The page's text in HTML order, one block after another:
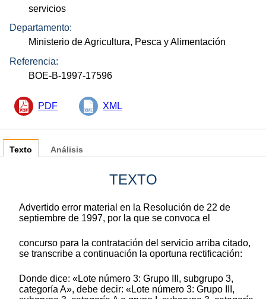
servicios
Departamento:
Ministerio de Agricultura, Pesca y Alimentación
Referencia:
BOE-B-1997-17596
PDF XML
Texto
TEXTO
Advertido error material en la Resolución de 22 de
septiembre de 1997, por la que se convoca el
concurso para la contratación del servicio arriba citado,
se transcribe a continuación la oportuna rectificación:
Donde dice: «Lote número 3: Grupo III, subgrupo 3,
categoría A», debe decir: «Lote número 3: Grupo III,
Análisis